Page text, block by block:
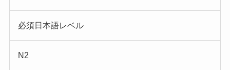
必須日本語レベル
N2